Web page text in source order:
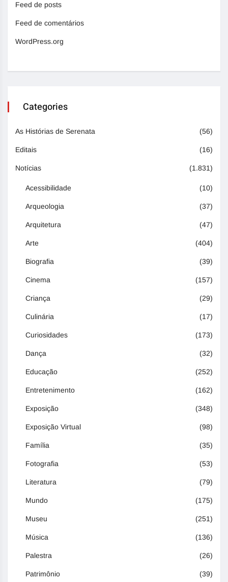
Feed de posts
Feed de comentários
WordPress.org
Categories
As Histórias de Serenata (56)
Editais (16)
Notícias (1.831)
Acessibilidade (10)
Arqueologia (37)
Arquitetura (47)
Arte (404)
Biografia (39)
Cinema (157)
Criança (29)
Culinária (17)
Curiosidades (173)
Dança (32)
Educação (252)
Entretenimento (162)
Exposição (348)
Exposição Virtual (98)
Família (35)
Fotografia (53)
Literatura (79)
Mundo (175)
Museu (251)
Música (136)
Palestra (26)
Patrimônio (39)